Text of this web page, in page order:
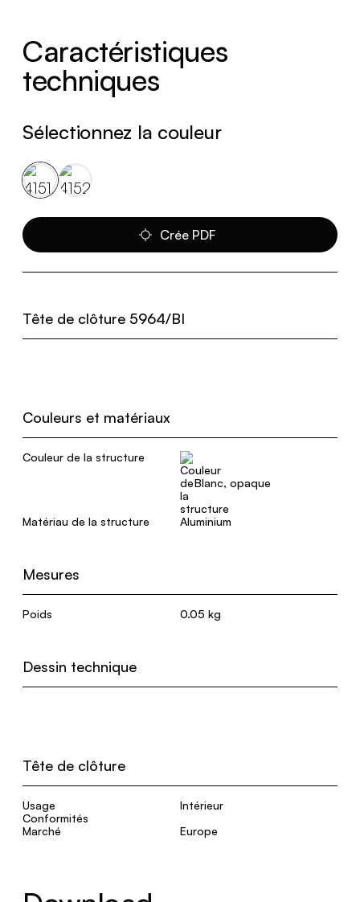
Caractéristiques
techniques
Sélectionnez la couleur
Crée PDF
Tête de clôture 5964/BI
Couleurs et matériaux
Couleur de la structure
Blanc, opaque
Matériau de la structure Aluminium
Mesures
Poids 0.05 kg
Dessin technique
Tête de clôture
Usage
Intérieur
Conformités
Marché
Europe